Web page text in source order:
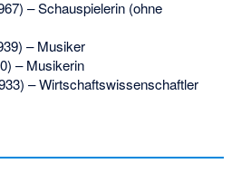
– Schauspielerin (ohne
– Musiker
– Musikerin
– Wirtschaftswissenschaftler